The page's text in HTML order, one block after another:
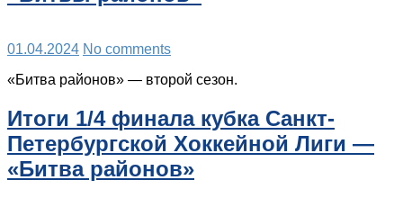
01.04.2024 No comments
«Битва районов» — второй сезон.
Итоги 1/4 финала кубка Санкт-
Петербургской Хоккейной Лиги —
«Битва районов»